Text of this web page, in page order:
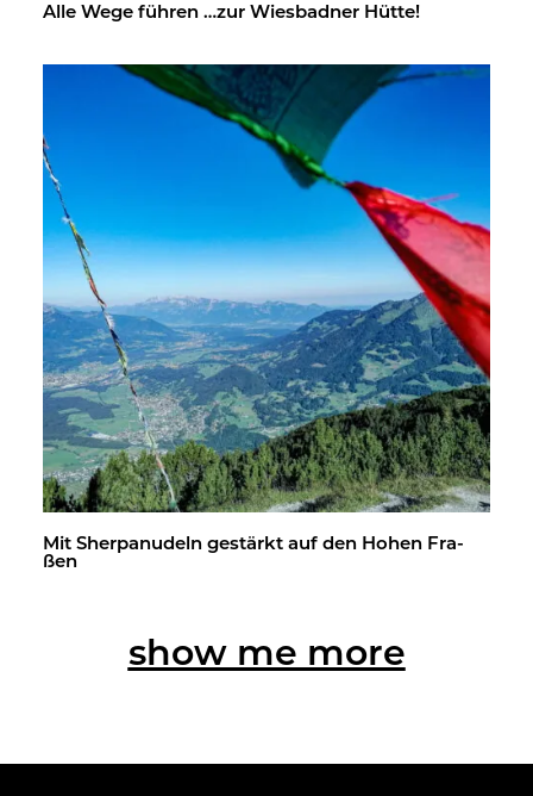
Alle Wege füh­ren …zur Wies­bad­ner Hütte!
Mit Sher­pa­nu­deln ge­stärkt auf den Hohen Fra­
ßen
show me more